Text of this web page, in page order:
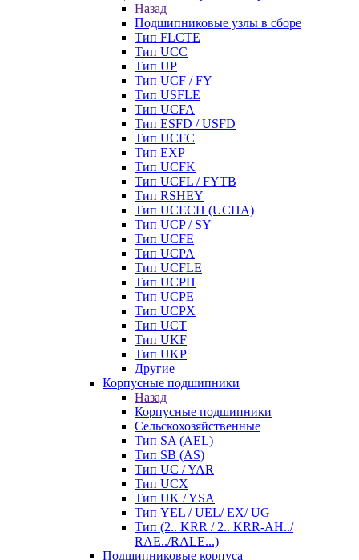
Назад
Подшипниковые узлы в сборе
Тип FLCTE
Тип UCC
Тип UP
Тип UCF / FY
Тип USFLE
Тип UCFA
Тип ESFD / USFD
Тип UCFC
Тип EXP
Тип UCFK
Тип UCFL / FYTB
Тип RSHEY
Тип UCECH (UCHA)
Тип UCP / SY
Тип UCFE
Тип UCPA
Тип UCFLE
Тип UCPH
Тип UCPE
Тип UCPX
Тип UCT
Тип UKF
Тип UKP
Другие
Корпусные подшипники
Назад
Корпусные подшипники
Сельскохозяйственные
Тип SA (AEL)
Тип SB (AS)
Тип UC / YAR
Тип UCX
Тип UK / YSA
Тип YEL / UEL/ EX/ UG
Тип (2.. KRR / 2.. KRR-AH../
RAE../RALE...)
Подшипниковые корпуса